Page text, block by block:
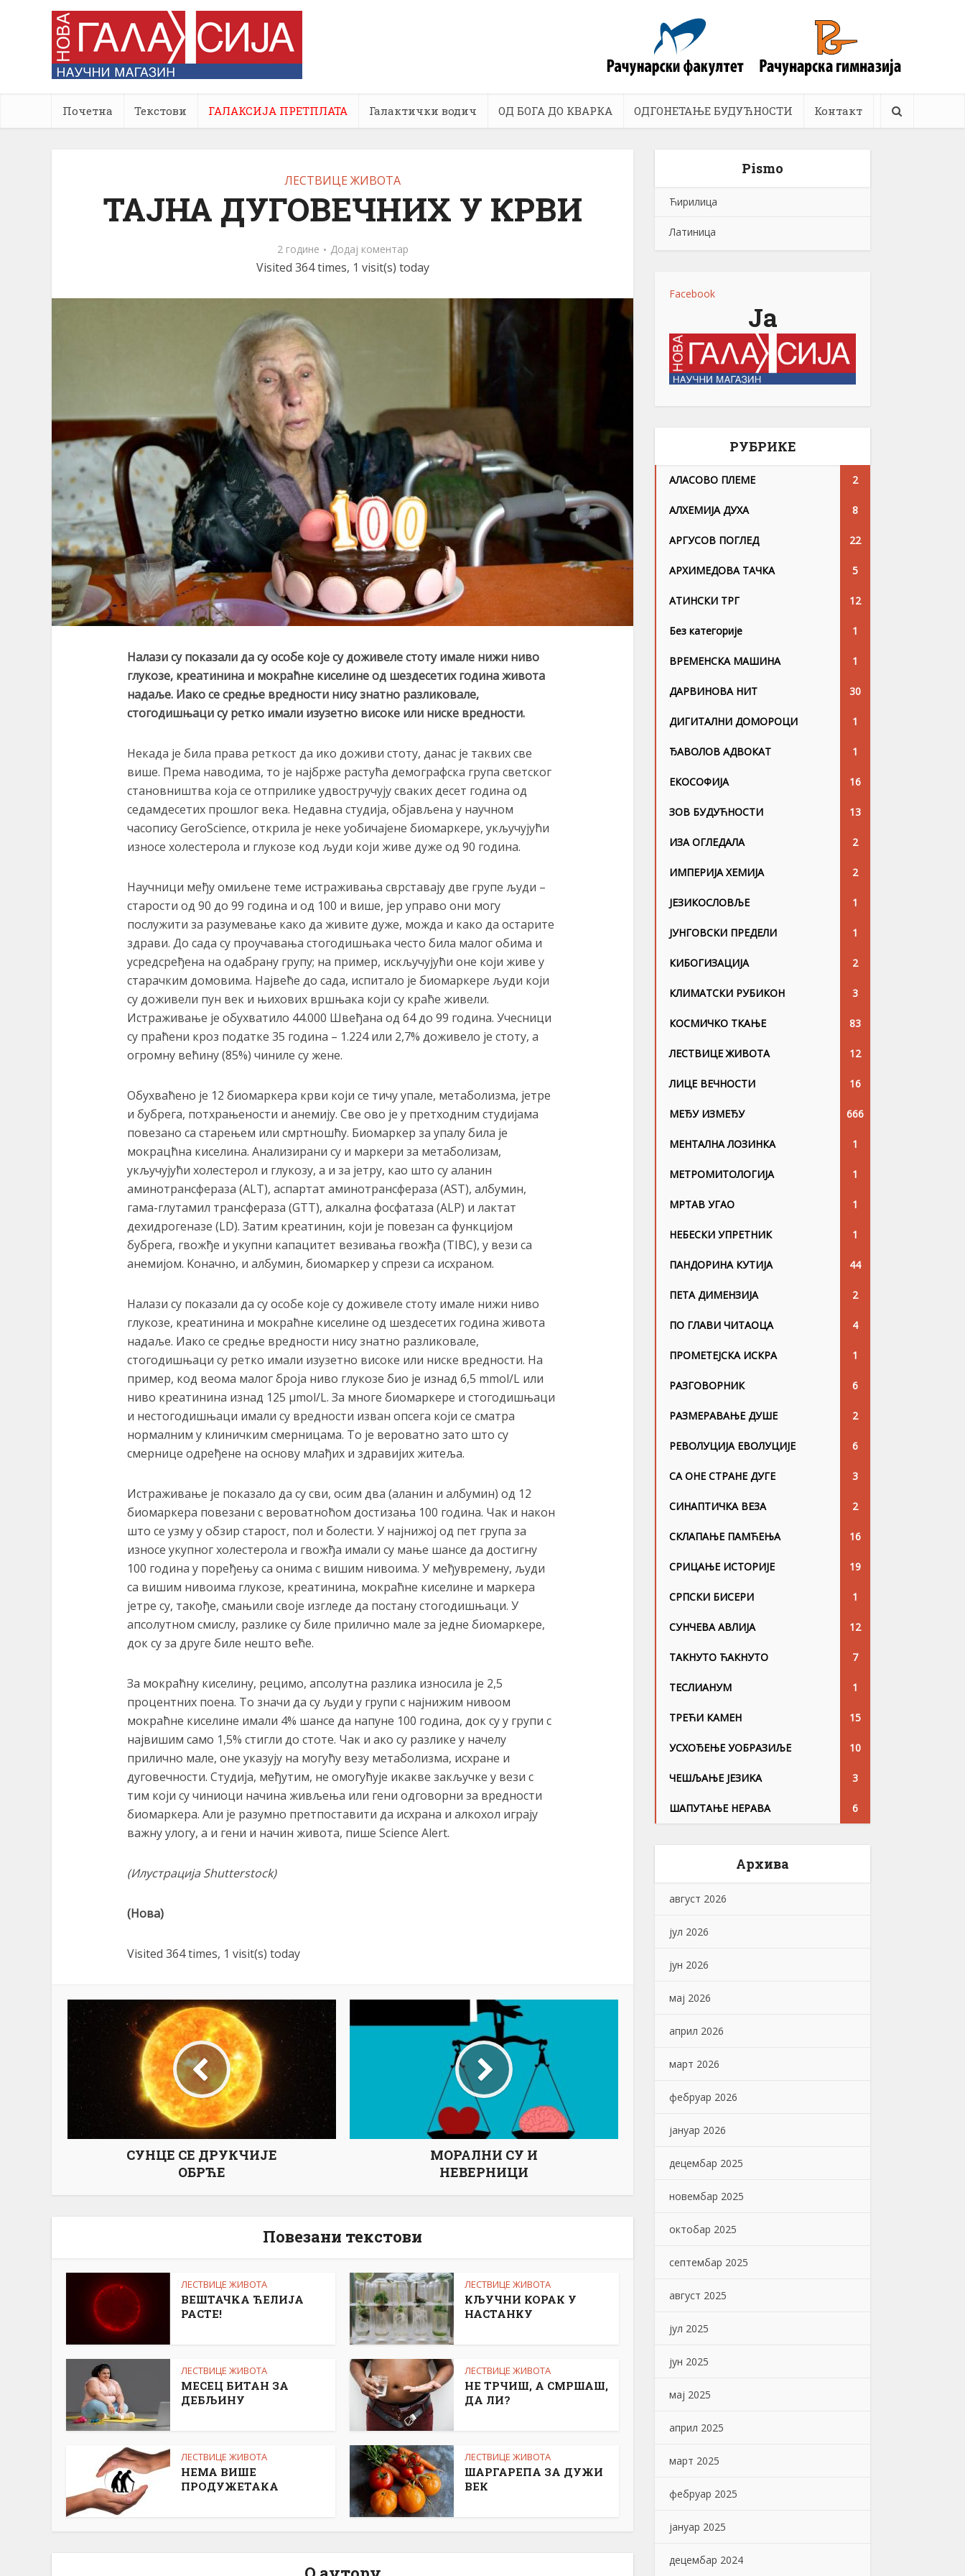
Почетна Текстови ГАЛАКСИЈА ПРЕТПЛАТА Галактички водич ОД БОГА ДО КВАРКА ОДГОНЕТАЊЕ БУДУЋНОСТИ Контакт
ЛЕСТВИЦЕ ЖИВОТА
ТАЈНА ДУГОВЕЧНИХ У КРВИ
2 године Додај коментар
Visited 364 times, 1 visit(s) today
Налази су показали да су особе које су доживеле стоту имале нижи ниво
глукозе, креатинина и мокраћне киселине од шездесетих годинаживота
надаље. Иако се средње вредности нису знатно разликовале,
стогодишњаци су ретко имали изузетно високе или ниске вредности.
Некада је била права реткост да ико доживи стоту, данас је таквих све
више. Према наводима, то је најбрже растућа демографска група светског
становништва која се отприлике удвостручују сваких десет година од
седамдесетих прошлог века. Недавна студија, објављена у научном
часопису GeroScience, открила је неке уобичајене биомаркере, укључујући
износе холестерола и глукозе код људи који живе дуже од 90 година.
Научници међу омиљене теме истраживања сврставају две групе људи –
старости од 90 до 99 година и од 100 и више, јер управо они могу
послужити за разумевање како да живите дуже, можда и како да остарите
здрави. До сада су проучавања стогодишњака често била малог обима и
усредсређена на одабрану групу; на пример, искључујући оне који живе у
старачким домовима. Највеће до сада, испитало је биомаркере људи који
су доживели пун век и њихових вршњака који су краће живели.
Истраживање је обухватило 44.000 Швеђана од 64 до 99 година. Учесници
су праћени кроз податке 35 година – 1.224 или 2,7% доживело је стоту, а
огромну већину (85%) чиниле су жене.
Обухваћено је 12 биомаркера крви који се тичу упале, метаболизма, јетре
и бубрега, потхрањености и анемију. Све ово је у претходним студијама
повезано са старењем или смртношћу. Биомаркер за упалу била је
мокрацћна киселина. Анализирани су и маркери за метаболизам,
укључујући холестерол и глукозу, а и за јетру, као што су аланин
аминотрансфераза (ALT), аспартат аминотрансфераза (AST), албумин,
гама-глутамил трансфераза (GTT), алкална фосфатаза (ALP) и лактат
дехидрогеназе (LD). Затим креатинин, који је повезан са функцијом
бубрега, гвожђе и укупни капацитет везивања гвожђа (TIBC), у вези са
анемијом. Kоначно, и албумин, биомаркер у спрези са исхраном.
Налази су показали да су особе које су доживеле стоту имале нижи ниво
глукозе, креатинина и мокраћне киселине од шездесетих година живота
надаље. Иако се средње вредности нису знатно разликовале,
стогодишњаци су ретко имали изузетно високе или ниске вредности. На
пример, код веома малог броја ниво глукозе био је изнад 6,5 mmol/L или
ниво креатинина изнад 125 µmol/L. За многе биомаркере и стогодишњаци
и нестогодишњаци имали су вредности изван опсега који се сматра
нормалним у клиничким смерницама. То је вероватно зато што су
смернице одређене на основу млађих и здравијих житеља.
Истраживање је показало да су сви, осим два (аланин и албумин) од 12
биомаркера повезани с вероватноћом достизања 100 година. Чак и након
што се узму у обзир старост, пол и болести. У најнижој од пет група за
износе укупног холестерола и гвожђа имали су мање шансе да достигну
100 година у поређењу са онима с вишим нивоима. У међувремену, људи
са вишим нивоима глукозе, креатинина, мокраћне киселине и маркера
јетре су, такође, смањили своје изгледе да постану стогодишњаци. У
апсолутном смислу, разлике су биле прилично мале за једне биомаркере,
док су за друге биле нешто веће.
За мокраћну киселину, рецимо, апсолутна разлика износила је 2,5
процентних поена. То значи да су људи у групи с најнижим нивоом
мокраћне киселине имали 4% шансе да напуне 100 година, док су у групи с
највишим само 1,5% стигли до стоте. Чак и ако су разлике у начелу
прилично мале, оне указују на могућу везу метаболизма, исхране и
дуговечности. Студија, међутим, не омогућује икакве закључке у вези с
тим који су чиниоци начина живљења или гени одговорни за вредности
биомаркера. Али је разумно претпоставити да исхрана и алкохол играју
важну улогу, а и гени и начин живота, пише Science Alert.
(Илустрација Shutterstock)
(Нова)
Visited 364 times, 1 visit(s) today
СУНЦЕ СЕ ДРУКЧИЈЕ
ОБРЋЕ
МОРАЛНИ СУ И
НЕВЕРНИЦИ
Повезани текстови
ЛЕСТВИЦЕ ЖИВОТА
ВЕШТАЧKА ЋЕЛИЈА
РАСТЕ!
ЛЕСТВИЦЕ ЖИВОТА
КЉУЧНИ КОРАК У
НАСТАНКУ
ЛЕСТВИЦЕ ЖИВОТА
МЕСЕЦ БИТАН ЗА
ДЕБЉИНУ
ЛЕСТВИЦЕ ЖИВОТА
НЕ ТРЧИШ, А СМРШАШ,
ДА ЛИ?
ЛЕСТВИЦЕ ЖИВОТА
НЕМА ВИШЕ
ПРОДУЖЕТАКА
ЛЕСТВИЦЕ ЖИВОТА
ШАРГАРЕПА ЗА ДУЖИ
ВЕК
Pismo
Ћирилица
Латиница
Facebook
Ја
РУБРИКЕ
АЛАСОВО ПЛЕМЕ 2
АЛХЕМИЈА ДУХА 8
АРГУСОВ ПОГЛЕД 22
АРХИМЕДОВА ТАЧКА 5
АТИНСКИ ТРГ 12
Без категорије 1
ВРЕМЕНСКА МАШИНА 1
ДАРВИНОВА НИТ 30
ДИГИТАЛНИ ДОМОРОЦИ 1
ЂАВОЛОВ АДВОКАТ 1
ЕКОСОФИЈА 16
ЗОВ БУДУЋНОСТИ 13
ИЗА ОГЛЕДАЛА 2
ИМПЕРИЈА ХЕМИЈА 2
ЈЕЗИКОСЛОВЉЕ 1
ЈУНГОВСKИ ПРЕДЕЛИ 1
КИБОГИЗАЦИЈА 2
КЛИМАТСКИ РУБИКОН 3
КОСМИЧКО ТКАЊЕ 83
ЛЕСТВИЦЕ ЖИВОТА 12
ЛИЦЕ ВЕЧНОСТИ 16
МЕЂУ ИЗМЕЂУ 666
МЕНТАЛНА ЛОЗИНКА 1
МЕТРОМИТОЛОГИЈА 1
МРТАВ УГАО 1
НЕБЕСКИ УПРЕТНИК 1
ПАНДОРИНА КУТИЈА 44
ПЕТА ДИМЕНЗИЈА 2
ПО ГЛАВИ ЧИТАОЦА 4
ПРОМЕТЕЈСКА ИСКРА 1
РАЗГОВОРНИК 6
РАЗМЕРАВАЊЕ ДУШЕ 2
РЕВОЛУЦИЈА ЕВОЛУЦИЈЕ 6
СА ОНЕ СТРАНЕ ДУГЕ 3
СИНАПТИЧКА ВЕЗА 2
СКЛАПАЊЕ ПАМЋЕЊА 16
СРИЦАЊЕ ИСТОРИЈЕ 19
СРПСКИ БИСЕРИ 1
СУНЧЕВА АВЛИЈА 12
ТАКНУТО ЋАКНУТО 7
ТЕСЛИАНУМ 1
ТРЕЋИ КАМЕН 15
УСХОЂЕЊЕ УОБРАЗИЉЕ 10
ЧЕШЉАЊЕ ЈЕЗИKА 3
ШАПУТАЊЕ НЕРАВА 6
Архива
август 2026
јул 2026
јун 2026
мај 2026
април 2026
март 2026
фебруар 2026
јануар 2026
децембар 2025
новембар 2025
октобар 2025
септембар 2025
август 2025
јул 2025
јун 2025
мај 2025
април 2025
март 2025
фебруар 2025
јануар 2025
децембар 2024